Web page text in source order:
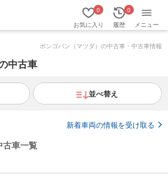
お気に入り
0
履歴
0
メニュー
ボンゴバン（マツダ）の中古車・中古車情報
中古車
並べ替え
新着車両の情報を受け取る
古車一覧